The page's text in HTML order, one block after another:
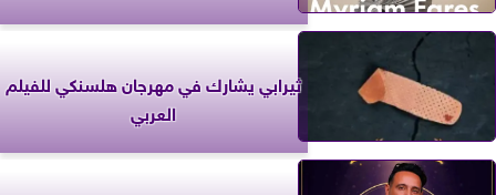
ثيرابي يشارك في مهرجان هلسنكي للفيلم
العربي